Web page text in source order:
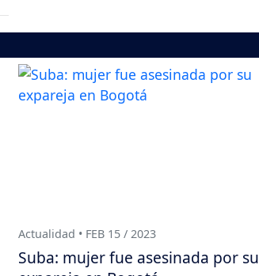
Actualidad • FEB 15 / 2023
Suba: mujer fue asesinada por su